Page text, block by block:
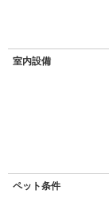
室内設備
ペット条件